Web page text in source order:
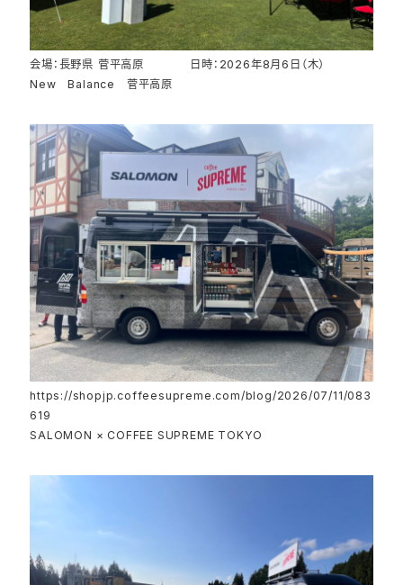
New Balance 菅平高原
会場：長野県 菅平高原 日時：2026年8月6日（木）
SALOMON × COFFEE SUPREME TOKYO
https://shopjp.coffeesupreme.com/blog/2026/07/11/083
619